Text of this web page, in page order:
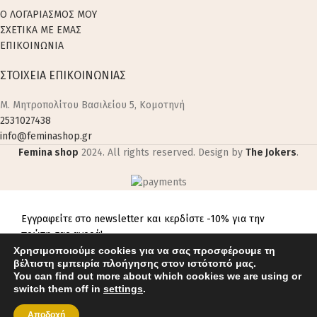
Ο ΛΟΓΑΡΙΑΣΜΟΣ ΜΟΥ
ΣΧΕΤΙΚΑ ΜΕ ΕΜΑΣ
ΕΠΙΚΟΙΝΩΝΙΑ
ΣΤΟΙΧΕΙΑ ΕΠΙΚΟΙΝΩΝΙΑΣ
M. Μητροπολίτου Βασιλείου 5, Κομοτηνή
2531027438
info@feminashop.gr
Femina shop 2024. All rights reserved. Design by The Jokers.
Εγγραφείτε στο newsletter και κερδίστε -10% για την
πρώτη σας αγορά!
Χρησιμοποιούμε cookies για να σας προσφέρουμε τη
βέλτιστη εμπειρία πλοήγησης στον ιστότοπό μας.
You can find out more about which cookies we are using or
switch them off in settings.
Αποδοχή